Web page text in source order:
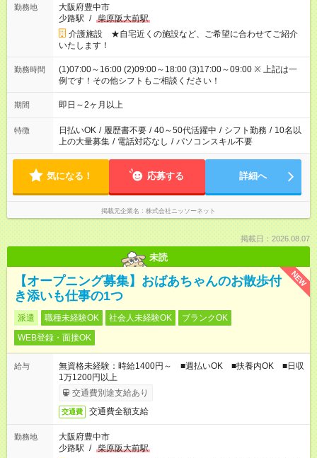
勤務地
大阪府豊中市
少路駅 / 柴原阪大前駅
介護施設 ★自宅近くの施設など、ご希望に合わせてご紹介
いたします！
勤務時間
(1)07:00～16:00 (2)09:00～18:00 (3)17:00～09:00 ※ 上記は一
例です！その他シフトもご相談ください！
期間 即日～2ヶ月以上
特徴 日払いOK / 履歴書不要 / 40～50代活躍中 / シフト勤務 / 10名以
上の大量募集 / 電話対応なし / パソコンスキル不要
気になる！ 応募する 詳細へ
掲載元企業名 株式会社ニッソーネット
掲載日：2026.08.07
未読
NEW
【オープニング募集】おばあちゃんのお散歩付
き添いも仕事の1つ
派遣 職種未経験OK 社会人未経験OK
ブランクOK
WEB登録・面接OK
給与
無資格未経験：時給1400円～ ■週払いOK ■扶養内OK ■日収
1万1200円以上
交通費別途支給あり
交通費 交通費全額支給
勤務地
大阪府豊中市
少路駅 / 柴原阪大前駅